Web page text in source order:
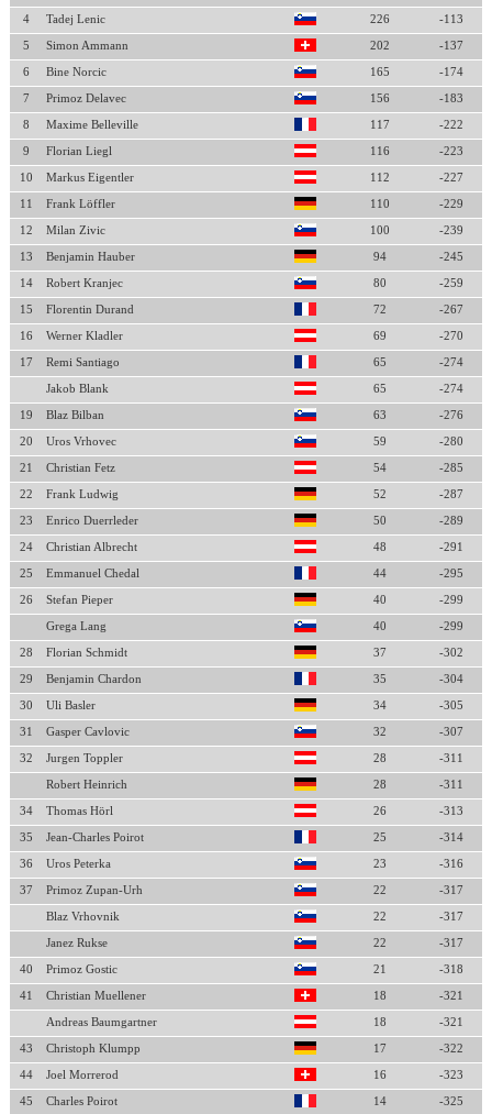
4 Tadej Lenic 226 -113
5 Simon Ammann 202 -137
6 Bine Norcic 165 -174
7 Primoz Delavec 156 -183
8 Maxime Belleville 117 -222
9 Florian Liegl 116 -223
10 Markus Eigentler 112 -227
11 Frank Löffler 110 -229
12 Milan Zivic 100 -239
13 Benjamin Hauber 94 -245
14 Robert Kranjec 80 -259
15 Florentin Durand 72 -267
16 Werner Kladler 69 -270
17 Remi Santiago 65 -274
Jakob Blank 65 -274
19 Blaz Bilban 63 -276
20 Uros Vrhovec 59 -280
21 Christian Fetz 54 -285
22 Frank Ludwig 52 -287
23 Enrico Duerrleder 50 -289
24 Christian Albrecht 48 -291
25 Emmanuel Chedal 44 -295
26 Stefan Pieper 40 -299
Grega Lang 40 -299
28 Florian Schmidt 37 -302
29 Benjamin Chardon 35 -304
30 Uli Basler 34 -305
31 Gasper Cavlovic 32 -307
32 Jurgen Toppler 28 -311
Robert Heinrich 28 -311
34 Thomas Hörl 26 -313
35 Jean-Charles Poirot 25 -314
36 Uros Peterka 23 -316
37 Primoz Zupan-Urh 22 -317
Blaz Vrhovnik 22 -317
Janez Rukse 22 -317
40 Primoz Gostic 21 -318
41 Christian Muellener 18 -321
Andreas Baumgartner 18 -321
43 Christoph Klumpp 17 -322
44 Joel Morrerod 16 -323
45 Charles Poirot 14 -325